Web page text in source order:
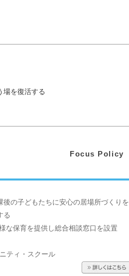
場を復活する
Focus Policy
の子どもたちに安心の居場所づくりを
る
な保育を提供し総合相談窓口を設置
ティ・スクール